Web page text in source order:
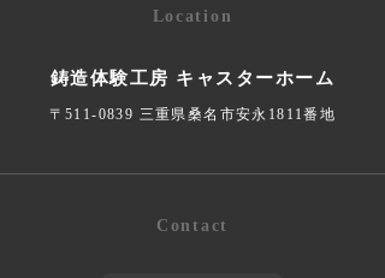
Location
鋳造体験工房 キャスターホーム
〒511-0839 三重県桑名市安永1811番地
Contact